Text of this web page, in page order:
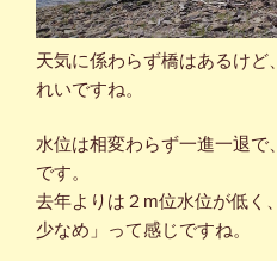
天気に係わらず橋はあるけど
れいですね。
水位は相変わらず一進一退
です。
去年よりは２m位水位が低く
少なめ」って感じですね。